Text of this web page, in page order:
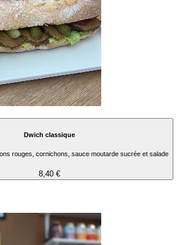
Dwich classique
rouges, cornichons, sauce moutarde sucrée et salade
8,40 €